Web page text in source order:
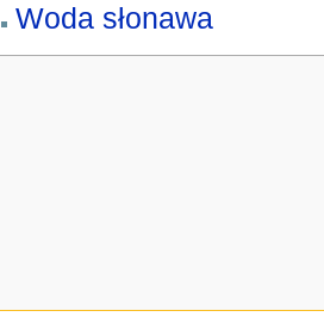
Woda słonawa